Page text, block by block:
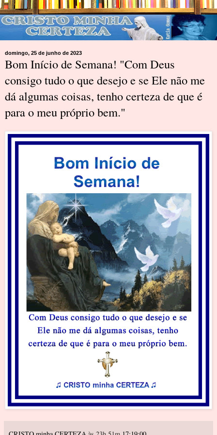
domingo, 25 de junho de 2023
Bom Início de Semana! "Com Deus
consigo tudo o que desejo e se Ele não me
dá algumas coisas, tenho certeza de que é
para o meu próprio bem."